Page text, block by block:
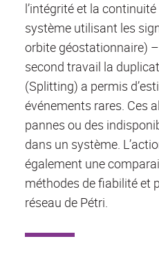
l’intégrité et la continuité
système utilisant les
orbite géostationnaire) –
second travail la
(Splitting) a permis
événements rares. Ces
pannes ou des
dans un système.
également une
méthodes de fiabilité et
réseau de Pétri.